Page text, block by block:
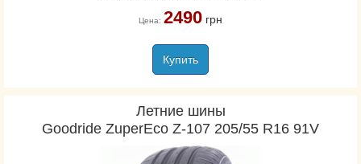
Цена: 2490грн
Купить
Летние шины
Goodride ZuperEco Z-107 205/55 R16 91V